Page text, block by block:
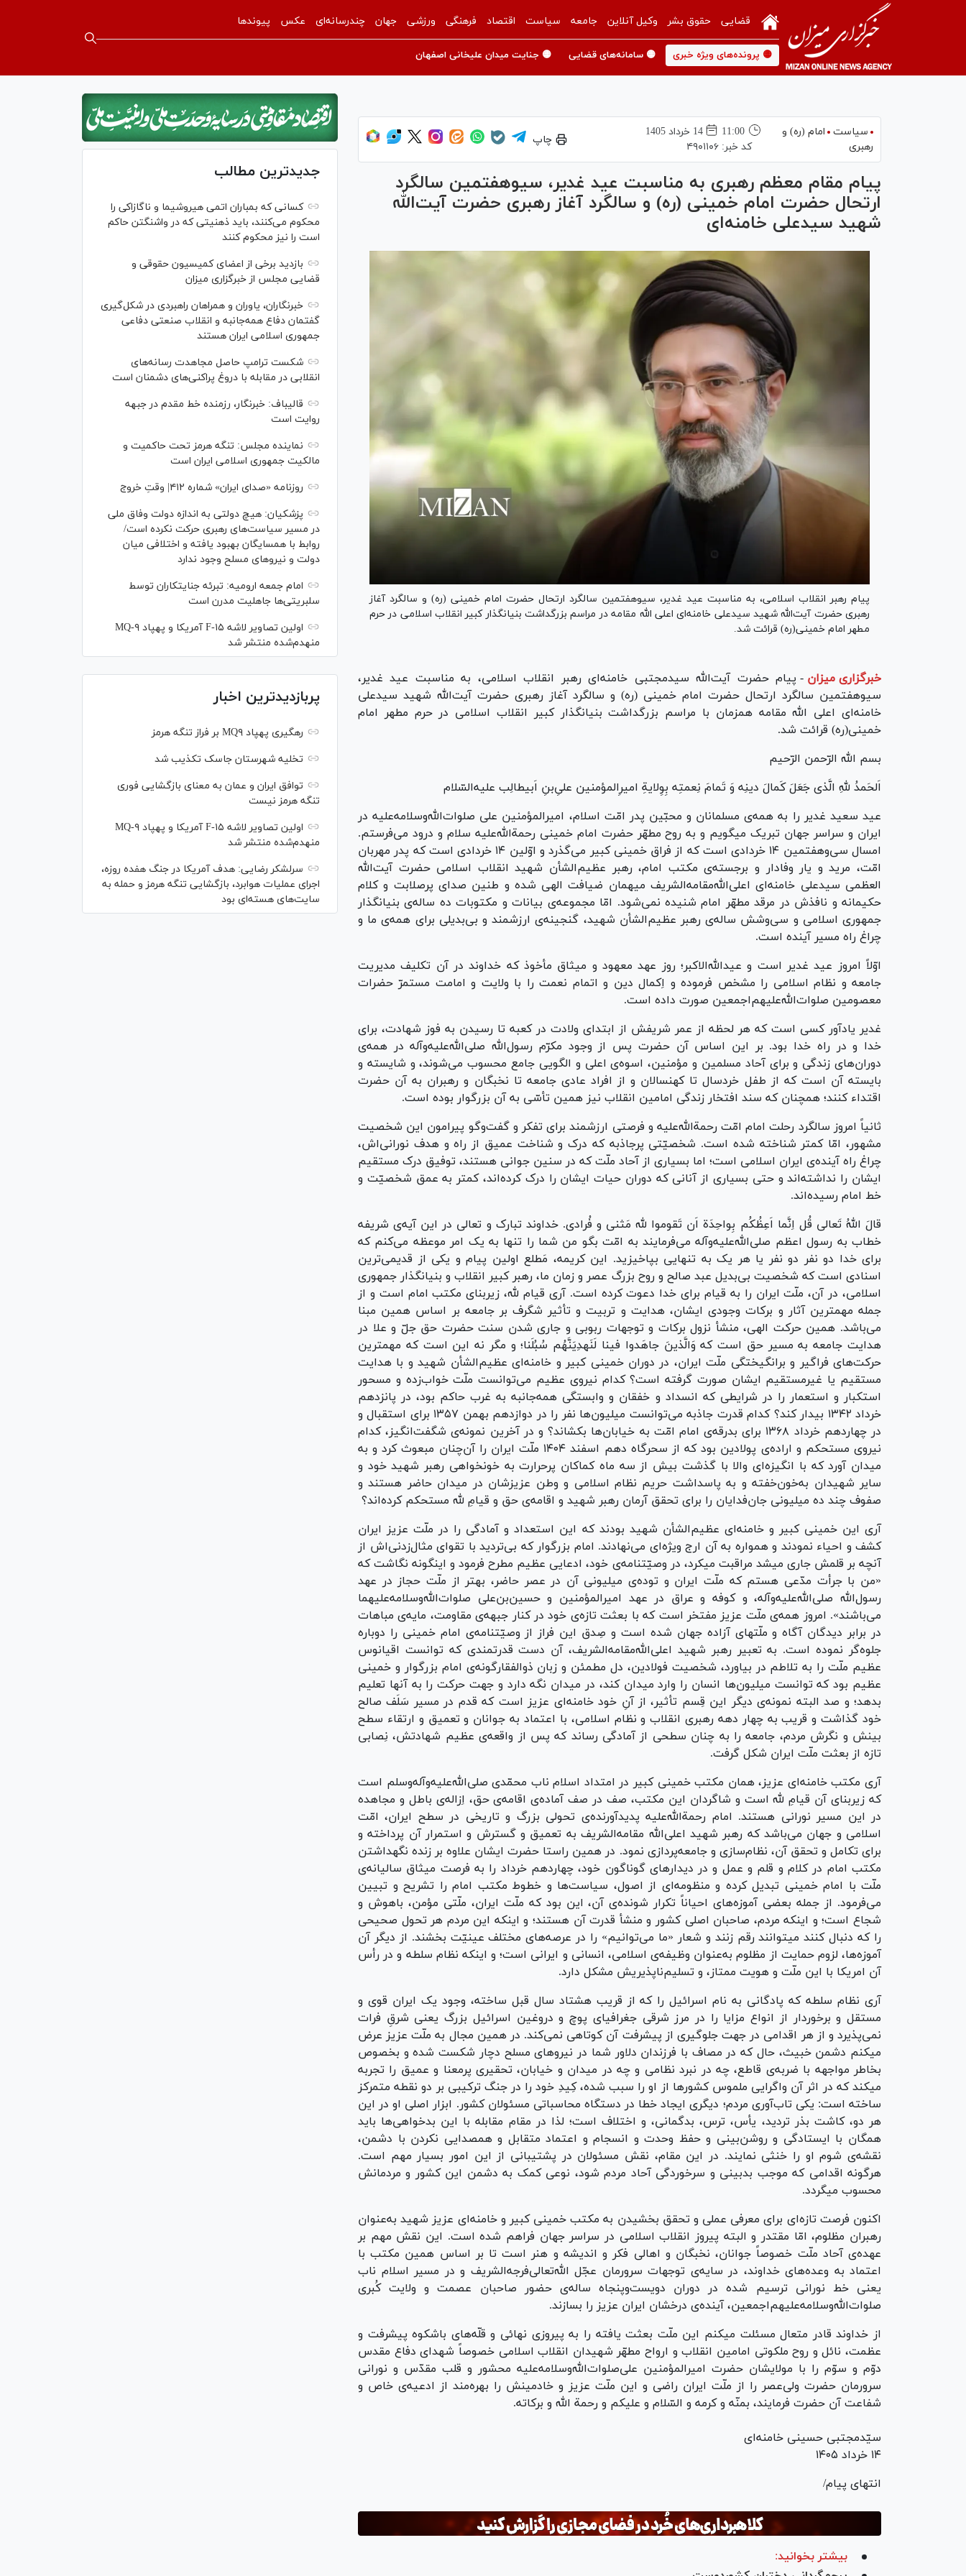
قضایی حقوق بشر وکیل آنلاین جامعه سیاست اقتصاد فرهنگی ورزشی جهان چندرسانه‌ای عکس پیوندها
🟡 پرونده‌های ویژه خبری 🟡 سامانه‌های قضایی 🟡 جنایت میدان علیخانی اصفهان
سیاست
امام (ره) و
رهبری
11:00
14 خرداد 1405
کد خبر:۴۹۰۱۱۰۶
چاپ
پیام مقام معظم رهبری به مناسبت عید غدیر، سی‎وهفتمین سالگرد
ارتحال حضرت امام خمینی (ره) و سالگرد آغاز رهبری حضرت آیت‌الله
شهید سیدعلی خامنه‌ای
پیام رهبر انقلاب اسلامی، به مناسبت عید غدیر، سی‎وهفتمین سالگرد ارتحال حضرت امام خمینی (ره) و سالگرد آغاز
رهبری حضرت آیت‌الله شهید سیدعلی خامنه‌ای اعلی الله مقامه در مراسم بزرگداشت بنیانگذار کبیر انقلاب اسلامی در حرم
مطهر امام خمینی(ره) قرائت شد.
خبرگزاری میزان - پیام حضرت آیت‌الله سیدمجتبی خامنه‌ای رهبر انقلاب اسلامی، به مناسبت عید غدیر،
سی‎وهفتمین سالگرد ارتحال حضرت امام خمینی (ره) و سالگرد آغاز رهبری حضرت آیت‌الله شهید سیدعلی
خامنه‌ای اعلی الله مقامه همزمان با مراسم بزرگداشت بنیانگذار کبیر انقلاب اسلامی در حرم مطهر امام
خمینی(ره) قرائت شد.
بسم الله الرّحمن الرّحیم
اَلحَمدُ للهِ الَّذی جَعَلَ کَمالَ دینِه وَ تَمامَ نِعمتِه بِوِلایةِ امیرِالمؤمنین علیِ‌بنِ اَبیطالِب علیه‌السّلام
عید سعید غدیر را به همه‌ی مسلمانان و محبّین پدر امّت اسلام، امیرالمؤمنین علی صلوات‌الله‌وسلامه‌علیه در
ایران و سراسر جهان تبریک میگویم و به روح مطهّر حضرت امام خمینی رحمة‌الله‌علیه سلام و درود می‌فرستم.
امسال سی‌و‌هفتمین ۱۴ خردادی است که از فراق خمینی کبیر می‌گذرد و اوّلین ۱۴ خردادی است که پدر مهربان
امّت، مرید و یار وفادار و برجسته‌ی مکتب امام، رهبر عظیم‌الشأن شهید انقلاب اسلامی حضرت آیت‌الله
العظمی سیدعلی خامنه‌ای اعلی‌الله‌مقامه‌الشریف میهمان ضیافت الهی شده و طنین صدای پرصلابت و کلام
حکیمانه و نافذ‌ش در مرقد مطهّر امام شنیده نمی‌شود. امّا مجموعه‌ی بیانات و مکتوبات ده ساله‌ی بنیانگذار
جمهوری اسلامی و سی‌وشش ساله‌ی رهبر عظیم‌الشأن شهید، گنجینه‌ی ارزشمند و بی‌بدیلی برای همه‌ی ما و
چراغ راه مسیر آینده است.
اوّلاً امروز عید غدیر است و عید‌الله‌الاکبر؛ روز عهد معهود و میثاق مأخوذ که خداوند در آن تکلیف مدیریت
جامعه و نظام اسلامی را مشخص فرموده و اِکمال دین و اتمام نعمت را با ولایت و امامت مستمرّ حضرات
معصومین صلوات‌الله‌علیهم‌اجمعین صورت داده است.
غدیر یادآور کسی است که هر لحظه از عمر شریفش از ابتدای ولادت در کعبه تا رسیدن به فوز شهادت، برای
خدا و در راه خدا بود. بر این اساس آن حضرت پس از وجود مکرّم رسو‌ل‌الله صلی‌الله‌علیه‌وآله در همه‌ی
دوران‌های زندگی و برای آحاد مسلمین و مؤمنین، اسوه‌ی اعلی و الگویی جامع محسوب می‌شوند، و شایسته و
بایسته آن است که از طفل خردسال تا کهنسالان و از افراد عادی جامعه تا نخبگان و رهبران به آن حضرت
اقتداء کنند؛ همچنان که سند افتخار زندگی امامین انقلاب نیز همین تأسّی به آن بزرگوار بوده است.
ثانیاً امروز سالگرد رحلت امام امّت رحمة‌الله‌علیه و فرصتی ارزشمند برای تفکر و گفت‌و‌گو پیرامون این شخصیت
مشهور، امّا کمتر شناخته شده است. شخصیّتی پرجاذبه که درک و شناخت عمیق از راه و هدف نورانی‌اش،
چراغ راه آینده‌ی ایران اسلامی است؛ اما بسیاری از آحاد ملّت که در سنین جوانی هستند، توفیق درک مستقیم
ایشان را نداشته‌اند و حتی بسیاری از آنانی که دوران حیات ایشان را درک کرده‌اند، کمتر به عمق شخصیّت و
خط امام رسیده‌اند.
قالَ اللهُ تَعالی قُل اِنَّما اَعِظُکُم بِواحِدَة اَن تَقوموا لله مَثنی و فُرادی. خداوند تبارک و تعالی در این آیه‌ی شریفه
خطاب به رسول اعظم صلی‌الله‌علیه‌وآله می‌فرمایند به امّت بگو من شما را تنها به یک امر موعظه می‌کنم که
برای خدا دو نفر دو نفر یا هر یک به تنهایی بپاخیزید. این کریمه، مَطلع اولین پیام و یکی از قدیمی‌ترین
اسنادی است که شخصیت بی‌بدیل عبد صالح و روح بزرگ عصر و زمان ما، رهبر کبیر انقلاب و بنیانگذار جمهوری
اسلامی، در آن، ملّت ایران را به قیام برای خدا دعوت کرده است. آری قیام لله، زیربنای مکتب امام است و از
جمله مهمترین آثار و برکات وجودی ایشان، هدایت و تربیت و تأثیر شگرف بر جامعه بر اساس همین مبنا
می‌باشد. همین حرکت الهی، منشأ نزول برکات و توجهات ربوبی و جاری شدن سنت حضرت حق جل‌ّ و علا در
هدایت جامعه به مسیر حق است که وَالَّذینَ جاهَدوا فینا لَنَهدِیَنَّهُم سُبُلَنا؛ و مگر نه این است که مهمترین
حرکت‌های فراگیر و برانگیختگی ملّت ایران، در دوران خمینی کبیر و خامنه‌ای عظیم‌الشأن شهید و با هدایت
مستقیم یا غیرمستقیم ایشان صورت گرفته است؟ کدام نیروی عظیم می‌توانست ملّت خواب‌زده و مسحور
استکبار و استعمار را در شرایطی که انسداد و خفقان و وابستگی همه‌جانبه به غرب حاکم بود، در پانزدهم
خرداد ۱۳۴۲ بیدار کند؟ کدام قدرت جاذبه می‌توانست میلیون‌ها نفر را در دوازدهم بهمن ۱۳۵۷ برای استقبال و
در چهاردهم خرداد ۱۳۶۸ برای بدرقه‌ی امام امّت به خیابان‌ها بکشاند؟ و در آخرین نمونه‌ی شگفت‌انگیز، کدام
نیروی مستحکم و اراده‌ی پولادین بود که از سحرگاه دهم اسفند ۱۴۰۴ ملّت ایران را آن‌چنان مبعوث کرد و به
میدان آورد که با انگیزه‌ای والا با گذشت بیش از سه ماه کماکان پرحرارت به خونخواهی رهبر شهید خود و
سایر شهیدان به‌خون‌خفته و به پاسداشت حریم نظام اسلامی و وطن عزیزشان در میدان حاضر هستند و
صفوف چند ده میلیونی جان‌فدایان را برای تحقق آرمان رهبر شهید و اقامه‌ی حق و قیام‌ِ لله مستحکم کرده‌اند؟
آری این خمینی کبیر و خامنه‌ای عظیم‌الشأن شهید بودند که این استعداد و آمادگی را در ملّت عزیز ایران
کشف و احیاء نمودند و همواره به آن ارج ویژه‌ای می‌نهادند. امام بزرگوار که بی‌تردید با تقوای مثال‌زدنی‌اش از
آنچه بر قلمش جاری میشد مراقبت میکرد، در وصیّتنامه‌ی خود، ادعایی عظیم مطرح فرمود و اینگونه نگاشت که
«من با جرأت مدّعی هستم که ملّت ایران و توده‌ی میلیونی آن در عصر حاضر، بهتر از ملّت حجاز در عهد
رسول‌الله صلی‌الله‌علیه‌وآله، و کوفه و عراق در عهد امیرالمؤمنین و حسین‌بن‌علی صلوات‌الله‌وسلامه‌علیهما
می‌باشند». امروز همه‌ی ملّت عزیز مفتخر است که با بعثت تازه‌ی خود در کنار جبهه‌ی مقاومت، مایه‌ی مباهات
در برابر دیدگان آگاه و ملّتهای آزاده جهان شده است و صِدق این فراز از وصیّتنامه‌ی امام خمینی را دوباره
جلوه‌گر نموده است. به تعبیر رهبر شهید اعلی‌الله‌مقامه‌الشریف، آن دست قدرتمندی که توانست اقیانوس
عظیم ملّت را به تلاطم در بیاورد، شخصیت فولادین، دل مطمئن و زبان ذوالفقارگونه‌ی امام بزرگوار و خمینی
عظیم بود که توانست میلیون‌ها انسان را وارد میدان کند، در میدان نگه دارد و جهت حرکت را به آنها تعلیم
بدهد؛ و صد البته نمونه‌ی دیگر این قِسم تأثیر، از آنِ خود خامنه‌ای عزیز است که قدم در مسیر سَلَف صالح
خود گذاشت و قریب به چهار دهه رهبری انقلاب و نظام اسلامی، با اعتماد به جوانان و تعمیق و ارتقاء سطح
بینش و نگرش مردم، جامعه را به چنان سطحی از آمادگی رساند که پس از واقعه‌ی عظیم شهادتش، نِصابی
تازه از بعثت ملّت ایران شکل گرفت.
آری مکتب خامنه‌ای عزیز، همان مکتب خمینی کبیر در امتداد اسلام ناب محمّدی صلی‌الله‌علیه‌وآله‌وسلم است
که زیربنای آن قیامِ لله است و شاگردان این مکتب، صف در صف آماده‌ی اقامه‌ی حق، اِزاله‌ی باطل و مجاهده
در این مسیر نورانی هستند. امام رحمة‌الله‌علیه پدیدآورنده‌ی تحولی بزرگ و تاریخی در سطح ایران، امّت
اسلامی و جهان می‌باشد که رهبر شهید اعلی‌الله مقامه‌الشریف به تعمیق و گسترش و استمرار آن پرداخته و
برای تکامل و تحقق آن، نظام‌سازی و جامعه‌پردازی نمود. در همین راستا حضرت ایشان علاوه بر زنده نگهداشتن
مکتب امام در کلام و قلم و عمل و در دیدار‌های گوناگون خود، چهاردهم خرداد را به فرصت میثاق سالیانه‌ی
ملّت با امام خمینی تبدیل کرده و منظومه‌ای از اصول، سیاست‌ها و خطوط مکتب امام را تشریح و تبیین
می‌فرمود. از جمله بعضی آموزه‌های احیاناً تکرار شونده‌ی آن، این بود که ملّت ایران، ملّتی مؤمن، باهوش و
شجاع است؛ و اینکه مردم، صاحبان اصلی کشور و منشأ قدرت آن هستند؛ و اینکه این مردم هر تحول صحیحی
را که دنبال کنند میتوانند رقم زنند و شعار «ما می‌توانیم» را در عرصه‌های مختلف عینیّت بخشند. از دیگر آن
آموزه‌ها، لزوم حمایت از مظلوم به‌عنوان وظیفه‌ی اسلامی، انسانی و ایرانی است؛ و اینکه نظام سلطه و در رأس
آن امریکا با این ملّت و هویت ممتاز، و تسلیم‌ناپذیریش مشکل دارد.
آری نظام سلطه که پادگانی به نام اسرائیل را که از قریب هشتاد سال قبل ساخته، وجود یک ایران قوی و
مستقل و برخوردار از انواع مزایا را در مرز شرقی جغرافیای پوچ و دروغین اسرائیل بزرگ یعنی شرقِ فرات
نمی‌پذیرد و از هر اقدامی در جهت جلوگیری از پیشرفت آن کوتاهی نمی‌کند. در همین مجال به ملّت عزیز عرض
میکنم دشمن خبیث، حال که در مصاف با فرزندان دلاور شما در نیرو‌های مسلح دچار شکست شده و بخصوص
بخاطر مواجهه با ضربه‌ی قاطع، چه در نبرد نظامی و چه در میدان و خیابان، تحقیری پرمعنا و عمیق را تجربه
میکند که در اثر آن واگرایی ملموس کشور‌ها از او را سبب شده، کِیدِ خود را در جنگ ترکیبی بر دو نقطه متمرکز
ساخته است: یکی تاب‌آوری مردم؛ دیگری ایجاد خطا در دستگاه محاسباتی مسئولان کشور. ابزار اصلی او در این
هر دو، کاشت بذر تردید، یأس، ترس، بدگمانی، و اختلاف است؛ لذا در مقام مقابله با این بدخواهی‌ها باید
همگان با ایستادگی و روشن‌بینی و حفظ وحدت و انسجام و اعتماد متقابل و همصدایی نکردن با دشمن،
نقشه‌ی شوم او را خنثی نمایند. در این مقام، نقش مسئولان در پشتیبانی از این امور بسیار مهم است.
هرگونه اقدامی که موجب بدبینی و سرخوردگی آحاد مردم شود، نوعی کمک به دشمن این کشور و مردمانش
محسوب میگردد.
اکنون فرصت تازه‌ای برای معرفی عملی و تحقق بخشیدن به مکتب خمینی کبیر و خامنه‌ای عزیز شهید به‌عنوان
رهبران مظلوم، امّا مقتدر و البته پیروز انقلاب اسلامی در سراسر جهان فراهم شده است. این نقش مهم بر
عهده‌ی آحاد ملّت خصوصاً جوانان، نخبگان و اهالی فکر و اندیشه و هنر است تا بر اساس همین مکتب با
اعتماد به وعده‌های خداوند، در سایه‌ی توجهات سرورمان عجّل الله‌تعالی‌فرجه‌الشریف و در مسیر اسلام ناب
یعنی خط نورانی ترسیم شده در دوران دویست‌و‌پنجاه ساله‌ی حضور صاحبان عصمت و ولایت کُبری
صلوات‌الله‌وسلامه‌علیهم‌اجمعین، آینده‌ی درخشان ایران عزیز را بسازند.
از خداوند قادر متعال مسئلت میکنم این ملّت بعثت یافته را به پیروزی نهائی و قلّه‌های باشکوه پیشرفت و
عظمت، نائل و روح ملکوتی امامین انقلاب و ارواح مطهّر شهیدان انقلاب اسلامی خصوصاً شهدای دفاع مقدس
دوّم و سوّم را با مولایشان حضرت امیرالمؤمنین علی‌صلوات‌الله‌وسلامه‌علیه محشور و قلب مقدّس و نورانی
سرورمان حضرت ولی‌عصر را از ملّت ایران راضی و این ملّت عزیز و خادمینش را بهره‌مند از ادعیه‌ی خاص و
شفاعت آن حضرت فرمایند، بمنّه و کرمه و السّلام و علیکم و رحمة الله و برکاته.
سیّدمجتبی حسینی خامنه‌ای
۱۴ خرداد ۱۴۰۵
انتهای پیام/
بیشتر بخوانید:
جدیدترین مطالب
کسانی که بمباران اتمی هیروشیما و ناگازاکی را
محکوم می‌کنند، باید ذهنیتی که در واشنگتن حاکم
است را نیز محکوم کنند
بازدید برخی از اعضای کمیسیون حقوقی و
قضایی مجلس از خبرگزاری میزان
خبرنگاران، یاوران و همراهان راهبردی در شکل‌گیری
گفتمان دفاع همه‌جانبه و انقلاب صنعتی دفاعی
جمهوری اسلامی ایران هستند
شکست ترامپ حاصل مجاهدت رسانه‌های
انقلابی در مقابله با دروغ پراکنی‌های دشمنان است
قالیباف: خبرنگار، رزمنده خط مقدم در جبهه
روایت است
نماینده مجلس: تنگه هرمز تحت حاکمیت و
مالکیت جمهوری اسلامی ایران است
روزنامه «صدای ایران» شماره ۴۱۲| وقتِ خروج
پزشکیان: هیچ دولتی به اندازه دولت وفاق ملی
در مسیر سیاست‌های رهبری حرکت نکرده است/
روابط با همسایگان بهبود یافته و اختلافی میان
دولت و نیروهای مسلح وجود ندارد
امام جمعه ارومیه: تبرئه جنایتکاران توسط
سلبریتی‌ها جاهلیت مدرن است
اولین تصاویر لاشه F-۱۵ آمریکا و پهپاد MQ-۹
منهدم‌شده منتشر شد
پربازدیدترین اخبار
رهگیری پهپاد MQ۹ بر فراز تنگه هرمز
تخلیه شهرستان جاسک تکذیب شد
توافق ایران و عمان به معنای بازگشایی فوری
تنگه هرمز نیست
اولین تصاویر لاشه F-۱۵ آمریکا و پهپاد MQ-۹
منهدم‌شده منتشر شد
سرلشکر رضایی: هدف آمریکا در جنگ هفده روزه،
اجرای عملیات هوابرد، بازگشایی تنگه هرمز و حمله به
سایت‌های هسته‌ای بود